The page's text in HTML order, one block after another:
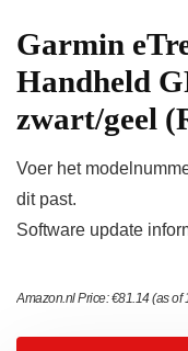
Garmin
Handheld
zwart/geel
Voer het
dit past.
Software update
Amazon.nl Price:€81.14(as of